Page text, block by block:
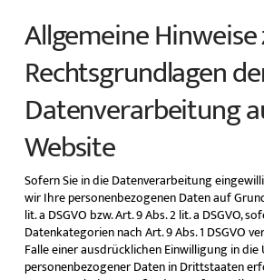
Allgemeine Hinweise
Rechtsgrundlagen
Datenverarbeitung
Website
Sofern Sie in die Datenverarbeitung
wir Ihre personenbezogenen Daten auf
lit. a DSGVO bzw. Art. 9 Abs. 2 lit. a DSGVO,
Datenkategorien nach Art. 9 Abs. 1 DSGVO
Falle einer ausdrücklichen Einwilligung in
personenbezogener Daten in Drittstaaten